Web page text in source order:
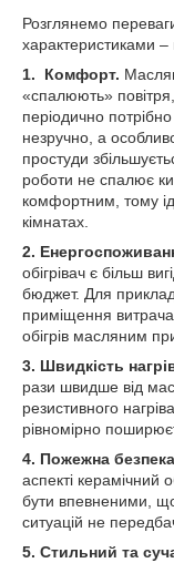
Розглянемо
характеристиками
1. Комфорт.
«спалюють»
періодично
незручно, а
простуди
роботи не спалює
комфортним, тому
кімнатах.
2.
обігрівач є більш
бюджет. Для
приміщення
обігрів масляним
3. Швидкість
рази швидше від
резистивного
рівномірно
4. Пожежна
аспекті керамічний
бути впевненими, що
ситуацій не
5. Стильний та